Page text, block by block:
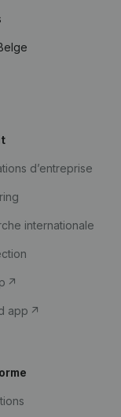
d’entreprise
internationale
app